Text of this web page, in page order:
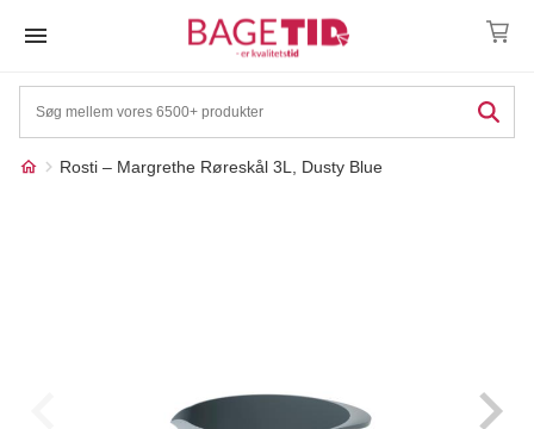
Rosti – Margrethe Røreskål 3L, Dusty Blue